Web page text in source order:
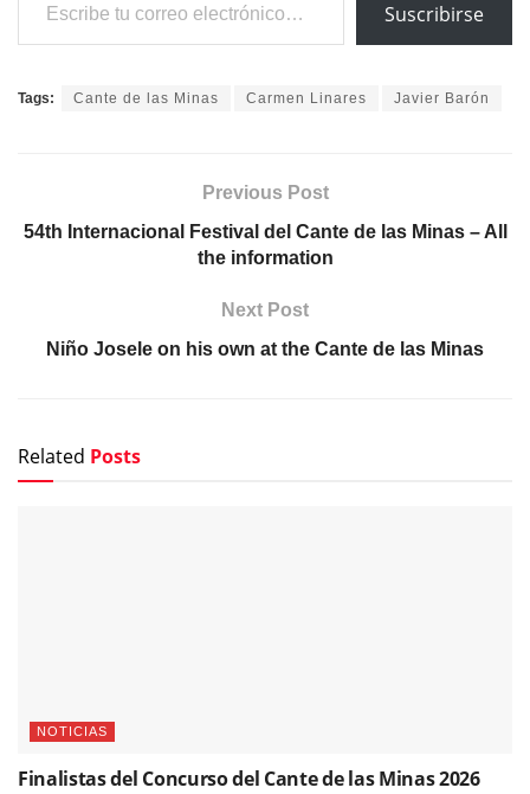
Suscribirse
Tags: Cante de las Minas Carmen Linares Javier Barón
Previous Post
54th Internacional Festival del Cante de las Minas – All
the information
Next Post
Niño Josele on his own at the Cante de las Minas
Related Posts
NOTICIAS
Finalistas del Concurso del Cante de las Minas 2026